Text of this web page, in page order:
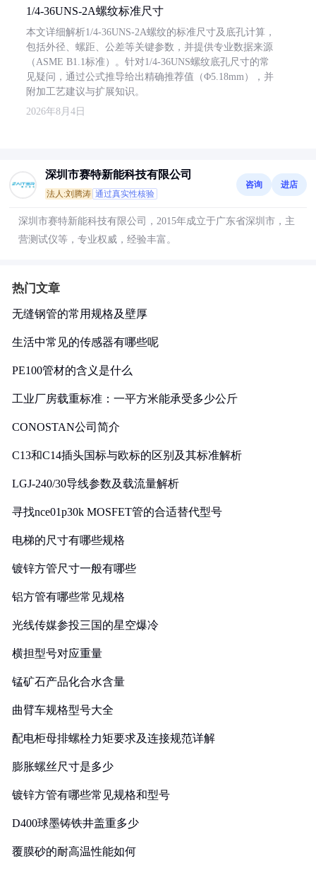
1/4-36UNS-2A螺纹标准尺寸
本文详细解析1/4-36UNS-2A螺纹的标准尺寸及底孔计算，
包括外径、螺距、公差等关键参数，并提供专业数据来源
（ASME B1.1标准）。针对1/4-36UNS螺纹底孔尺寸的常
见疑问，通过公式推导给出精确推荐值（Φ5.18mm），并
附加工艺建议与扩展知识。
2026年8月4日
深圳市赛特新能科技有限公司
法人:刘腾涛 通过真实性核验
咨询 进店
深圳市赛特新能科技有限公司，2015年成立于广东省深圳市，主
营测试仪等，专业权威，经验丰富。
热门文章
无缝钢管的常用规格及壁厚
生活中常见的传感器有哪些呢
PE100管材的含义是什么
工业厂房载重标准：一平方米能承受多少公斤
CONOSTAN公司简介
C13和C14插头国标与欧标的区别及其标准解析
LGJ-240/30导线参数及载流量解析
寻找nce01p30k MOSFET管的合适替代型号
电梯的尺寸有哪些规格
镀锌方管尺寸一般有哪些
铝方管有哪些常见规格
光线传媒参投三国的星空爆冷
横担型号对应重量
锰矿石产品化合水含量
曲臂车规格型号大全
配电柜母排螺栓力矩要求及连接规范详解
膨胀螺丝尺寸是多少
镀锌方管有哪些常见规格和型号
D400球墨铸铁井盖重多少
覆膜砂的耐高温性能如何